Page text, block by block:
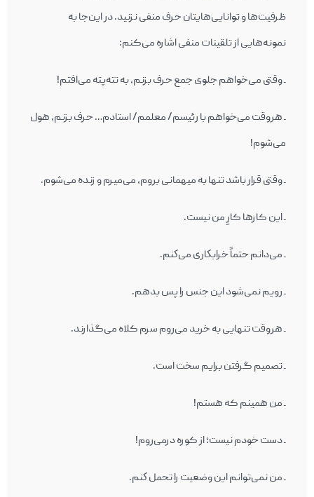
ظرفیت‌ها و توانايی‌هايتان حرف منفی نزنيد. در این‌جا به
نمونه‌هايی از تلقينات منفی اشاره می‌کنم:
ـ وقتی می‌خواهم جلوی جمع حرف بزنم، به تته‌پته می‌افتم!
ـ هروقت می‌خواهم با رئیسم/ معلمم/ استادم… حرف بزنم، هول
می‌شوم!
ـ وقتی قرار باشد تنها به ميهمانی بروم، می‌میرم و زنده می‌شوم.
ـ این کارها کارِ من نیست.
ـ می‌دانم حتماً خرابكاری می‌كنم.
ـ رویم نمی‌شود اين جنس را پس بدهم.
ـ هروقت تنهايی به خريد می‌روم سرم کلاه می‌گذارند.
ـ تصميم گرفتن برایم سخت است.
ـ من همینم که هستم!
ـ دست خودم نیست؛ از کوره درمی‌روم!
ـ من نمی‌توانم اين وضعيت را تحمل كنم.